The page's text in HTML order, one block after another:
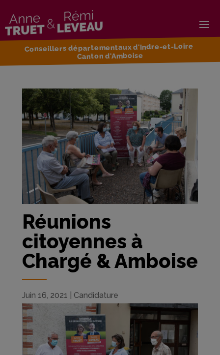
Réunions
citoyennes à
Chargé & Amboise
Juin 16, 2021 Candidature